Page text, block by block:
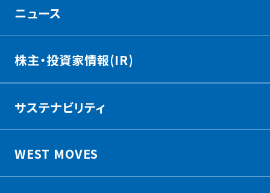
ニュース
株主・投資家情報(IR)
サステナビリティ
WEST MOVES